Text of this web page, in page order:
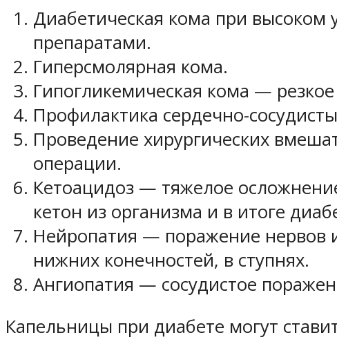
Диабетическая кома при высоком
препаратами.
Гиперсмолярная кома.
Гипогликемическая кома —
Профилактика сердечно-
Проведение хирургических
операции.
Кетоацидоз — тяжелое
кетон из организма и в итоге
Нейропатия — поражение нервов
нижних конечностей, в ступнях.
Ангиопатия — сосудистое
Капельницы при диабете могут